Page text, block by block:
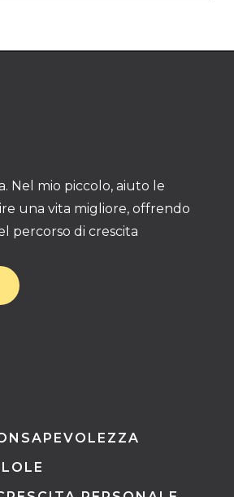
Nel mio piccolo, aiuto le
una vita migliore, offrendo
percorso di crescita